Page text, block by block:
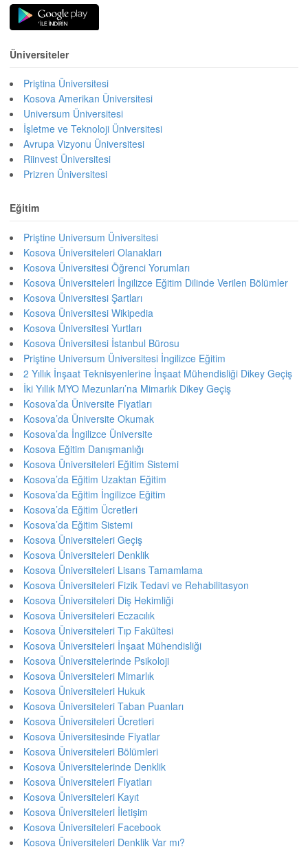
Üniversiteler
Priştina Üniversitesi
Kosova Amerikan Üniversitesi
Universum Üniversitesi
İşletme ve Teknoloji Üniversitesi
Avrupa Vizyonu Üniversitesi
Riinvest Üniversitesi
Prizren Üniversitesi
Eğitim
Priştine Universum Üniversitesi
Kosova Üniversiteleri Olanakları
Kosova Üniversitesi Öğrenci Yorumları
Kosova Üniversiteleri İngilizce Eğitim Dilinde Verilen Bölümler
Kosova Üniversitesi Şartları
Kosova Üniversitesi Wikipedia
Kosova Üniversitesi Yurtları
Kosova Üniversitesi İstanbul Bürosu
Priştine Universum Üniversitesi İngilizce Eğitim
2 Yıllık İnşaat Teknisyenlerine İnşaat Mühendisliği Dikey Geçiş
İki Yıllık MYO Mezunları’na Mimarlık Dikey Geçiş
Kosova’da Üniversite Fiyatları
Kosova’da Üniversite Okumak
Kosova’da İngilizce Üniversite
Kosova Eğitim Danışmanlığı
Kosova Üniversiteleri Eğitim Sistemi
Kosova’da Eğitim Uzaktan Eğitim
Kosova’da Eğitim İngilizce Eğitim
Kosova’da Eğitim Ücretleri
Kosova’da Eğitim Sistemi
Kosova Üniversiteleri Geçiş
Kosova Üniversiteleri Denklik
Kosova Üniversiteleri Lisans Tamamlama
Kosova Üniversiteleri Fizik Tedavi ve Rehabilitasyon
Kosova Üniversiteleri Diş Hekimliği
Kosova Üniversiteleri Eczacılık
Kosova Üniversiteleri Tıp Fakültesi
Kosova Üniversiteleri İnşaat Mühendisliği
Kosova Üniversitelerinde Psikoloji
Kosova Üniversiteleri Mimarlık
Kosova Üniversiteleri Hukuk
Kosova Üniversiteleri Taban Puanları
Kosova Üniversiteleri Ücretleri
Kosova Üniversitesinde Fiyatlar
Kosova Üniversiteleri Bölümleri
Kosova Üniversitelerinde Denklik
Kosova Üniversiteleri Fiyatları
Kosova Üniversiteleri Kayıt
Kosova Üniversiteleri İletişim
Kosova Üniversiteleri Facebook
Kosova Üniversiteleri Denklik Var mı?